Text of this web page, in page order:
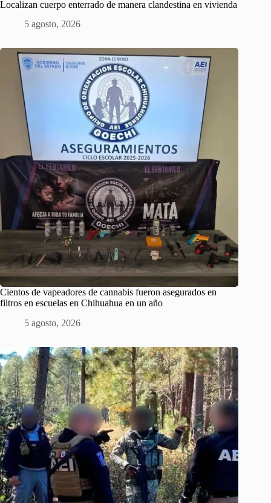
Localizan cuerpo enterrado de manera clandestina en vivienda
5 agosto, 2026
Cientos de vapeadores de cannabis fueron asegurados en
filtros en escuelas en Chihuahua en un año
5 agosto, 2026